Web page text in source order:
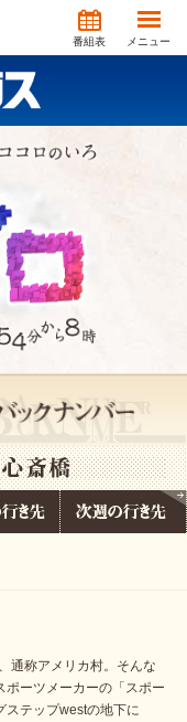
番組表 メニュー
通称アメリカ村。そんな
ポーツメーカーの「スポー
ステップwestの地下に